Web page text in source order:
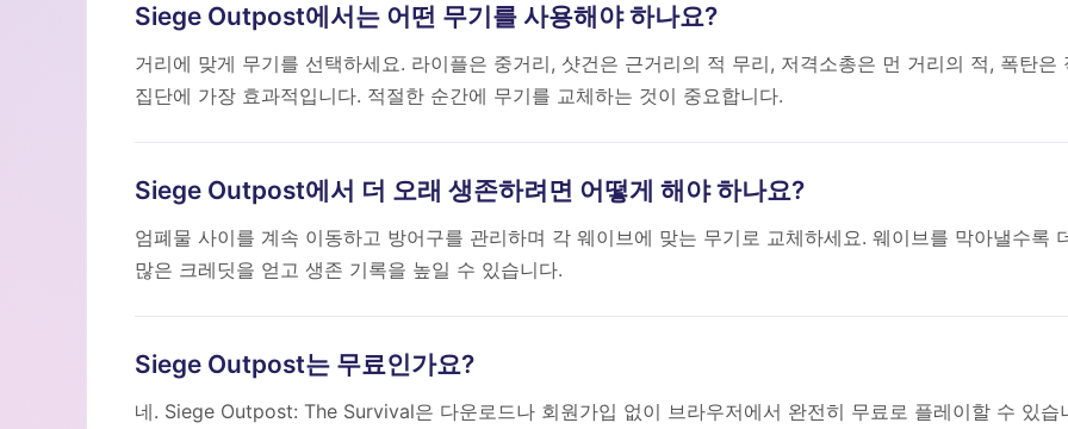
Siege Outpost에서는 어떤 무기를 사용해야 하나요?
거리에 맞게 무기를 선택하세요. 라이플은 중거리, 샷건은 근거리의 적 무리, 저격소총은 먼 거리의 적, 폭탄은
집단에 가장 효과적입니다. 적절한 순간에 무기를 교체하는 것이 중요합니다.
Siege Outpost에서 더 오래 생존하려면 어떻게 해야 하나요?
엄폐물 사이를 계속 이동하고 방어구를 관리하며 각 웨이브에 맞는 무기로 교체하세요. 웨이브를 막아낼수록
많은 크레딧을 얻고 생존 기록을 높일 수 있습니다.
Siege Outpost는 무료인가요?
네. Siege Outpost: The Survival은 다운로드나 회원가입 없이 브라우저에서 완전히 무료로 플레이할 수 있습